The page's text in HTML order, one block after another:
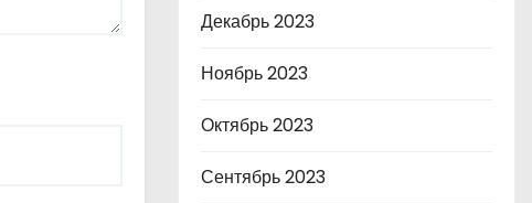
Декабрь 2023
Ноябрь 2023
Октябрь 2023
Сентябрь 2023